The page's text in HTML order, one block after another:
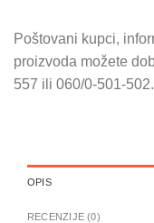
Poštovani kupci,
proizvoda možete
557 ili 060/0-501-502.
OPIS
RECENZIJE (0)